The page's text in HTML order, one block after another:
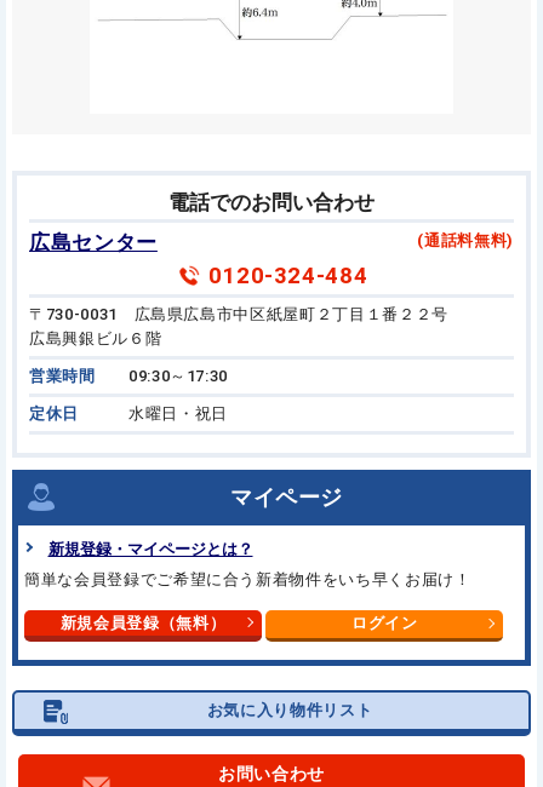
電話でのお問い合わせ
広島センター
(通話料無料)
0120-324-484
〒730-0031 広島県広島市中区紙屋町２丁目１番２２号
広島興銀ビル６階
営業時間 09:30～17:30
定休日 水曜日・祝日
マイページ
新規登録・マイページとは？
簡単な会員登録でご希望に合う 新着物件をいち早くお届け！
新規会員登録（無料） ログイン
お気に入り物件リスト
お問い合わせ